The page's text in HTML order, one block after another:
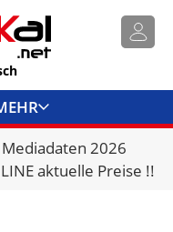
2026
aktuelle Preise !!